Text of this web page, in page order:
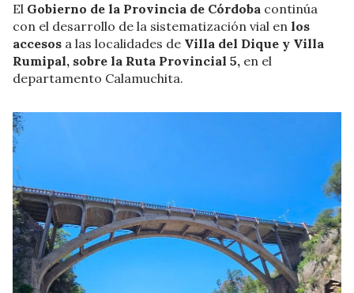
El Gobierno de la Provincia de Córdoba continúa
con el desarrollo de la sistematización vial en los
accesos a las localidades de Villa del Dique y Villa
Rumipal, sobre la Ruta Provincial 5, en el
departamento Calamuchita.